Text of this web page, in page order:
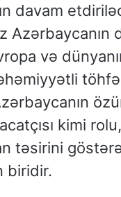
davam
Azərbaycanın
və
kimi
təsirini
biridir.